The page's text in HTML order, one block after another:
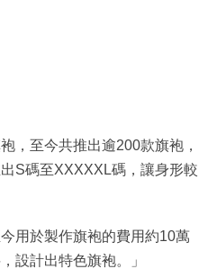
，至今共推出逾200款旗袍，
S碼至XXXXXL碼，讓身形較
用於製作旗袍的費用約10萬
設計出特色旗袍。」